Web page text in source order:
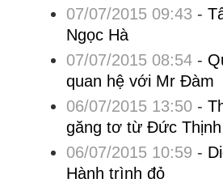
07/07/2015 09:43 -
Ngọc Hà
07/07/2015 08:54-
quan hệ với Mr Đàm
06/07/2015 13:50-
găng tơ từ Đức Thịnh
06/07/2015 10:59 -
Hành trình đỏ